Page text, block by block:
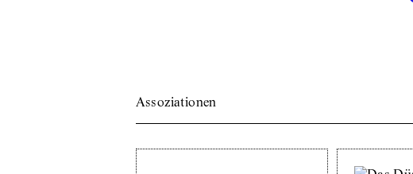
Assoziationen